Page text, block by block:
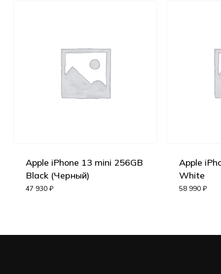
Apple iPhone 13 mini 256GB
Black (Черный)
47 930 ₽
Apple
White
58 990 ₽